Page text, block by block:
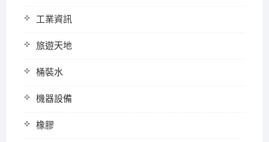
工業資訊
旅遊天地
桶裝水
機器設備
橡膠